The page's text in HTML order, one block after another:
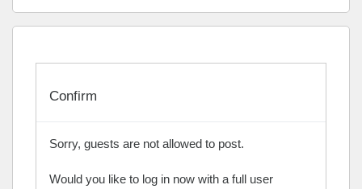
Confirm
Sorry, guests are not allowed to post.
Would you like to log in now with a full user